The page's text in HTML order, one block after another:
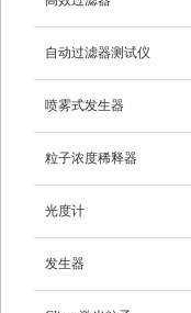
自动过滤器测试仪
喷雾式发生器
粒子浓度稀释器
光度计
发生器